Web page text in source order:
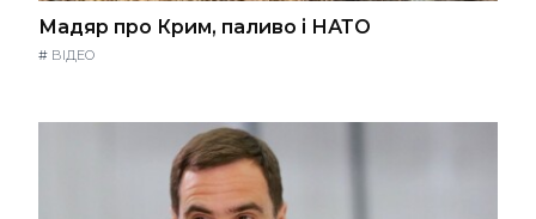
Мадяр про Крим, паливо і НАТО
# ВІДЕО